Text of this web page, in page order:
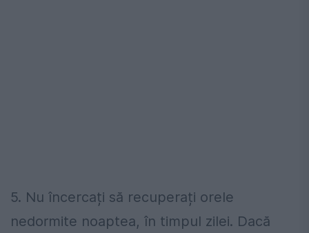
5. Nu încercați să recuperați orele
nedormite noaptea, în timpul zilei. Dacă